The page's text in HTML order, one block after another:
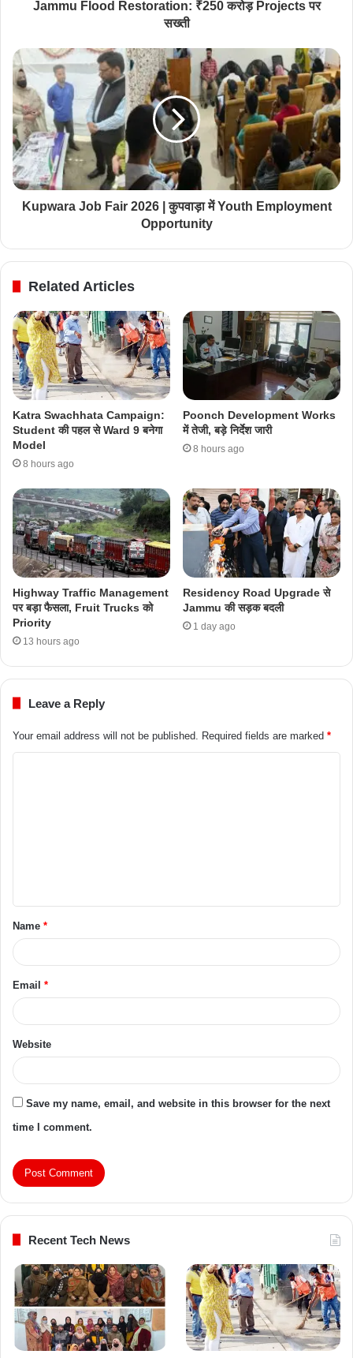
Jammu Flood Restoration: ₹250 करोड़ Projects पर
सख्ती
Kupwara Job Fair 2026 | कुपवाड़ा में Youth Employment
Opportunity
Related Articles
Katra Swachhata Campaign:
Student की पहल से Ward 9 बनेगा
Model
8 hours ago
Poonch Development Works
में तेजी, बड़े निर्देश जारी
8 hours ago
Highway Traffic Management
पर बड़ा फैसला, Fruit Trucks को
Priority
13 hours ago
Residency Road Upgrade से
Jammu की सड़क बदली
1 day ago
Leave a Reply
Your email address will not be published. Required fields are marked *
Name *
Email *
Website
Save my name, email, and website in this browser for the next
time I comment.
Recent Tech News